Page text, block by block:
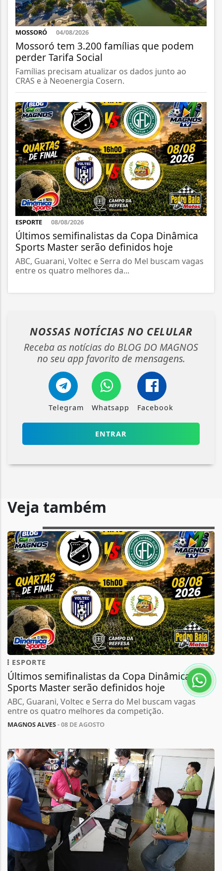
MOSSORÓ 04/08/2026
Mossoró tem 3.200 famílias que podem
perder Tarifa Social
Famílias precisam atualizar os dados junto ao
CRAS e à Neoenergia Cosern.
ESPORTE 08/08/2026
Últimos semifinalistas da Copa Dinâmica
Sports Master serão definidos hoje
ABC, Guarani, Voltec e Serra do Mel buscam vagas
entre os quatro melhores da...
NOSSAS NOTÍCIAS NO CELULAR
Receba as notícias do BLOG DO MAGNOS
no seu app favorito de mensagens.
Telegram Whatsapp Facebook
ENTRAR
Veja também
ESPORTE
Últimos semifinalistas da Copa Dinâmica
Sports Master serão definidos hoje
ABC, Guarani, Voltec e Serra do Mel buscam vagas
entre os quatro melhores da competição.
MAGNOS ALVES- 08 DE AGOSTO